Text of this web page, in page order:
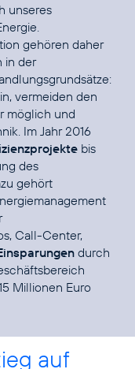
unseres
gehören daher
in der
vermeiden den
möglich und
Im Jahr 2016
bis
des
gehört
Call-Center,
durch
Millionen Euro
auf